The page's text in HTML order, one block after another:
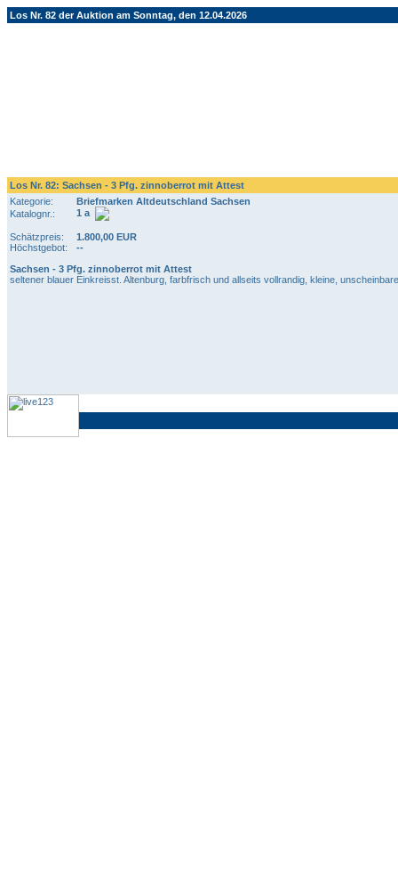
Los Nr. 82 der Auktion am Sonntag, den 12.04.2026
Los Nr. 82: Sachsen - 3 Pfg. zinnoberrot mit Attest
Kategorie:
Briefmarken Altdeutschland Sachsen
Katalognr.:
1 a
Schätzpreis:
1.800,00 EUR
Höchstgebot:
--
Sachsen - 3 Pfg. zinnoberrot mit Attest
seltener blauer Einkreisst. Altenburg, farbfrisch und allseits vollrandig, kleine,